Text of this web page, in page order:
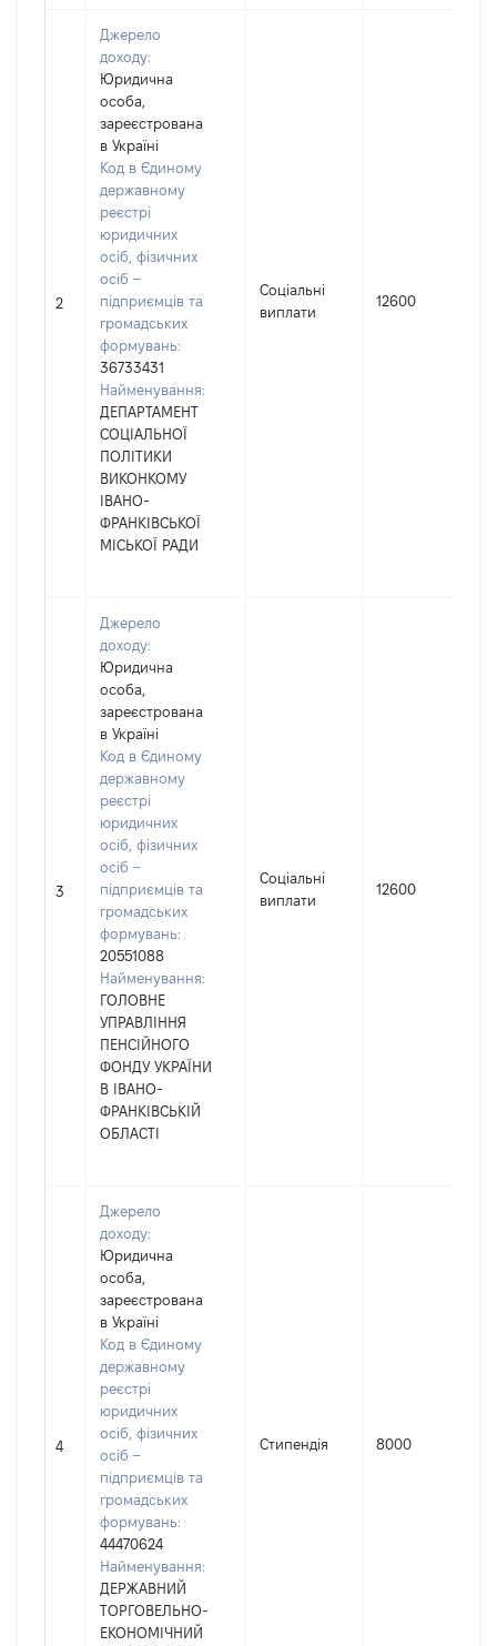
2
Джерело
доходу:
Юридична
особа,
зареєстрована
в Україні
Код в Єдиному
державному
реєстрі
юридичних
осіб, фізичних
осіб –
підприємців та
громадських
формувань:
36733431
Найменування:
ДЕПАРТАМЕНТ
СОЦІАЛЬНОЇ
ПОЛІТИКИ
ВИКОНКОМУ
ІВАНО-
ФРАНКІВСЬКОЇ
МІСЬКОЇ РАДИ
Соціальні
виплати
12600
3
Джерело
доходу:
Юридична
особа,
зареєстрована
в Україні
Код в Єдиному
державному
реєстрі
юридичних
осіб, фізичних
осіб –
підприємців та
громадських
формувань:
20551088
Найменування:
ГОЛОВНЕ
УПРАВЛІННЯ
ПЕНСІЙНОГО
ФОНДУ УКРАЇНИ
В ІВАНО-
ФРАНКІВСЬКІЙ
ОБЛАСТІ
Соціальні
виплати
12600
4
Джерело
доходу:
Юридична
особа,
зареєстрована
в Україні
Код в Єдиному
державному
реєстрі
юридичних
осіб, фізичних
осіб –
підприємців та
громадських
формувань:
44470624
Найменування:
ДЕРЖАВНИЙ
ТОРГОВЕЛЬНО-
ЕКОНОМІЧНИЙ
Стипендія 8000